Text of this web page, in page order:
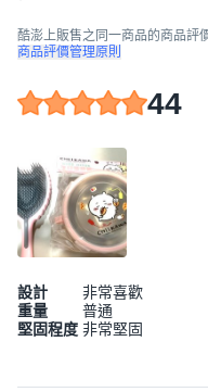
酷澎上販售之同一商品的商品評
商品評價管理原則
44
設計 非常喜歡
重量
普通
堅固程度 非常堅固